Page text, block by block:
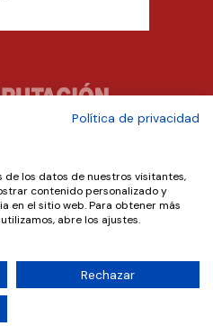
por
Política de privacidad
de los datos de nuestros visitantes,
contenido personalizado y
en el sitio web. Para obtener más
abre los ajustes.
Rechazar